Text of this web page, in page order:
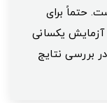
حتماً برای
یکسانی
بررسی نتایج